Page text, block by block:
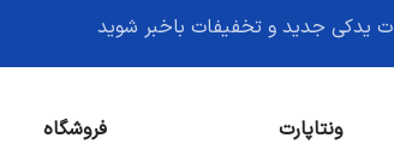
یدکی جدید و تخفیفات باخبر شوید
ونتاپارت
فروشگاه